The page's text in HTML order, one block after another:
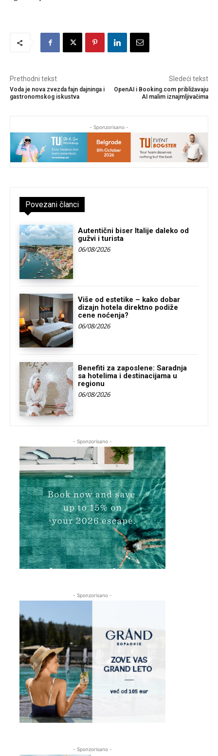
Prethodni tekst
Voda je nova zvezda fajn dajninga i
gastronomskog iskustva
Sledeći tekst
OpenAI i Booking.com približavaju
AI malim iznajmljivačima
- Sponzorisano -
Povezani članci
Autentični biser Italije daleko od
gužvi i turista
06/08/2026
Više od estetike – kako dobar
dizajn hotela direktno podiže
cene noćenja?
06/08/2026
Benefiti za zaposlene: Saradnja
sa hotelima i destinacijama u
regionu
06/08/2026
- Sponzorisano -
- Sponzorisano -
- Sponzorisano -